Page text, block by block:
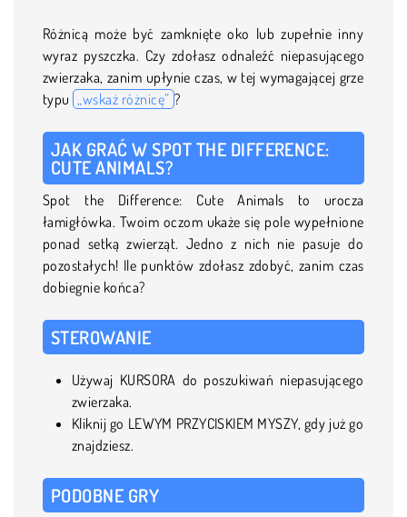
Różnicą może być zamknięte oko lub zupełnie inny
wyraz pyszczka. Czy zdołasz odnaleźć niepasującego
zwierzaka, zanim upłynie czas, w tej wymagającej grze
typu „wskaż różnicę” ?
JAK GRAĆ W SPOT THE DIFFERENCE:
CUTE ANIMALS?
Spot the Difference: Cute Animals to urocza
łamigłówka. Twoim oczom ukaże się pole wypełnione
ponad setką zwierząt. Jedno z nich nie pasuje do
pozostałych! Ile punktów zdołasz zdobyć, zanim czas
dobiegnie końca?
STEROWANIE
Używaj KURSORA do poszukiwań niepasującego
zwierzaka.
Kliknij go LEWYM PRZYCISKIEM MYSZY, gdy już go
znajdziesz.
PODOBNE GRY